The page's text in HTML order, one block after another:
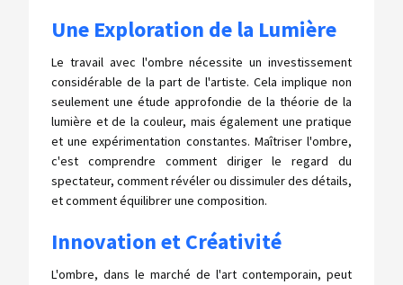
Une Exploration de la Lumière
Le travail avec l'ombre nécessite un investissement
considérable de la part de l'artiste. Cela implique non
seulement une étude approfondie de la théorie de la
lumière et de la couleur, mais également une pratique
et une expérimentation constantes. Maîtriser l'ombre,
c'est comprendre comment diriger le regard du
spectateur, comment révéler ou dissimuler des détails,
et comment équilibrer une composition.
Innovation et Créativité
L'ombre, dans le marché de l'art contemporain, peut